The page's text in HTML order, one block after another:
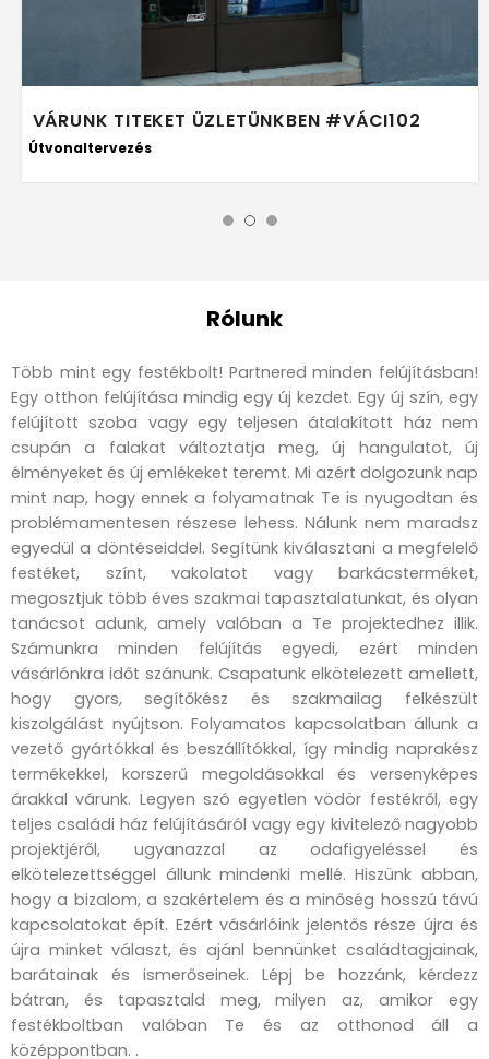
VÁRUNK TITEKET ÜZLETÜNKBEN #VÁCI102
Útvonaltervezés
Rólunk
Több mint egy festékbolt! Partnered minden felújításban!
Egy otthon felújítása mindig egy új kezdet. Egy új szín, egy
felújított szoba vagy egy teljesen átalakított ház nem
csupán a falakat változtatja meg, új hangulatot, új
élményeket és új emlékeket teremt. Mi azért dolgozunk nap
mint nap, hogy ennek a folyamatnak Te is nyugodtan és
problémamentesen részese lehess. Nálunk nem maradsz
egyedül a döntéseiddel. Segítünk kiválasztani a megfelelő
festéket, színt, vakolatot vagy barkácsterméket,
megosztjuk több éves szakmai tapasztalatunkat, és olyan
tanácsot adunk, amely valóban a Te projektedhez illik.
Számunkra minden felújítás egyedi, ezért minden
vásárlónkra időt szánunk. Csapatunk elkötelezett amellett,
hogy gyors, segítőkész és szakmailag felkészült
kiszolgálást nyújtson. Folyamatos kapcsolatban állunk a
vezető gyártókkal és beszállítókkal, így mindig naprakész
termékekkel, korszerű megoldásokkal és versenyképes
árakkal várunk. Legyen szó egyetlen vödör festékről, egy
teljes családi ház felújításáról vagy egy kivitelező nagyobb
projektjéről, ugyanazzal az odafigyeléssel és
elkötelezettséggel állunk mindenki mellé. Hiszünk abban,
hogy a bizalom, a szakértelem és a minőség hosszú távú
kapcsolatokat épít. Ezért vásárlóink jelentős része újra és
újra minket választ, és ajánl bennünket családtagjainak,
barátainak és ismerőseinek. Lépj be hozzánk, kérdezz
bátran, és tapasztald meg, milyen az, amikor egy
festékboltban valóban Te és az otthonod áll a
középpontban. .